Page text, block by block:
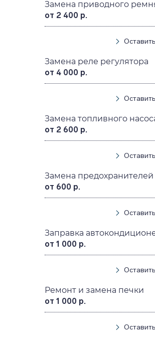
Замена приводного
от 2 400 р.
Замена реле регулятора
от 4 000 р.
Замена топливного
от 2 600 р.
Замена предохранителей
от 600 р.
Заправка
от 1 000 р.
Ремонт и замена печки
от 1 000 р.